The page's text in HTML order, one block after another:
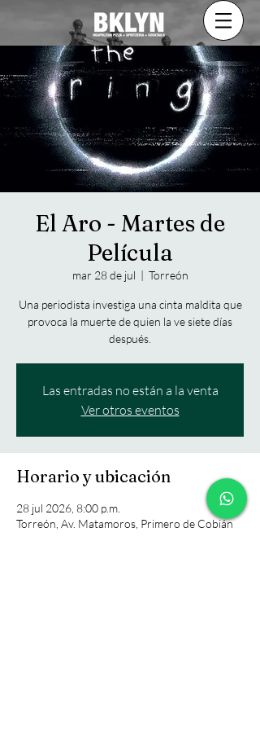
El Aro - Martes de
Película
mar 28 de jul
  |
Torreón
Una periodista investiga una cinta maldita que
provoca la muerte de quien la ve siete días
después.
Las entradas no están a la venta
Ver otros eventos
Horario y ubicación
28 jul 2026, 8:00 p.m.
Torreón, Av. Matamoros, Primero de Cobián